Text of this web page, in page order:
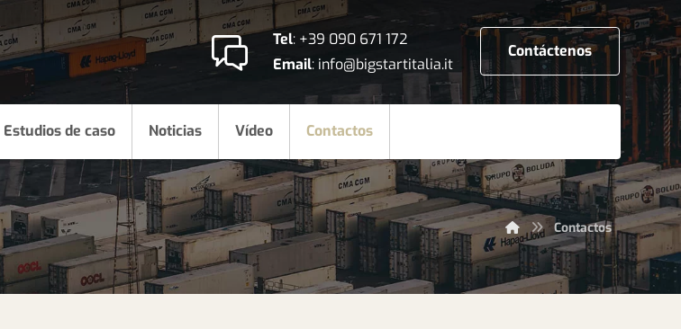
Contáctenos
Tel: +39 090 671 172
Email: info@bigstartitalia.it
Estudios de caso Noticias Vídeo Contactos
Contactos